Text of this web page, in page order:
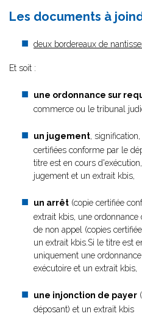
Les documents à
deux bordereaux de
Et soit :
une ordonnance sur
commerce ou le tribunal
un jugement,
certifiées conforme par le
titre est en cours
jugement et un extrait kbis,
un arrêt (copie certifiée
extrait kbis, une ordonnance
de non appel (copies
un extrait kbis.Si le titre est
uniquement une
exécutoire et un extrait kbis,
une injonction de payer
déposant) et un extrait kbis